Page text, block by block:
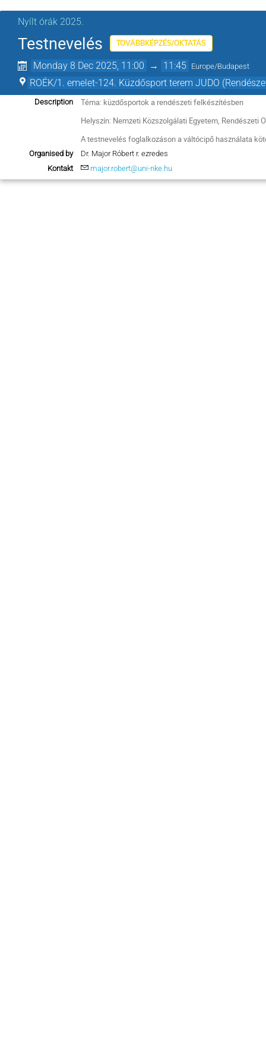
Nyílt órák 2025.
Testnevelés TOVÁBBKÉPZÉS/OKTATÁS
Monday 8 Dec 2025, 11:00 → 11:45 Europe/Budapest
ROÉK/1. emelet-124. Küzdősport terem JUDO
Description
Téma: küzdősportok a rendészeti felkészítésben
Helyszín: Nemzeti Közszolgálati Egyetem, Rendészeti
A testnevelés foglalkozáson a váltócipő használata
Organised by
Dr. Major Róbert r. ezredes
Kontakt
major.robert@uni-nke.hu